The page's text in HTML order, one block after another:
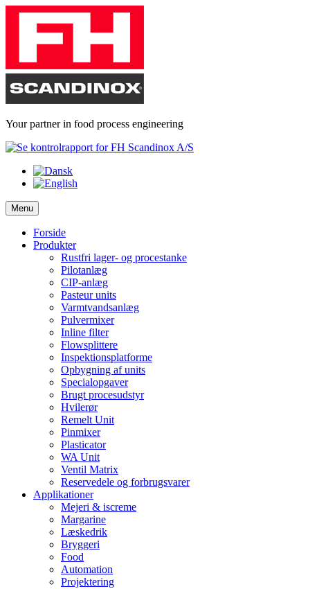
Skip
Your partner in food process engineering
Menu
Forside
Produkter
Rustfri lager- og procestanke
Pilotanlæg
CIP-anlæg
Pasteur units
Varmtvandsanlæg
Pulvermixer
Inline filter
Flowsplittere
Inspektionsplatforme
Opbygning af units
Specialopgaver
Brugt procesudstyr
Hvilerør
Remelt Unit
Pinmixer
Plasticator
WA Unit
Ventil Matrix
Reservedele og forbrugsvarer
Applikationer
Mejeri & iscreme
Margarine
Læskedrik
Bryggeri
Food
Automation
Projektering